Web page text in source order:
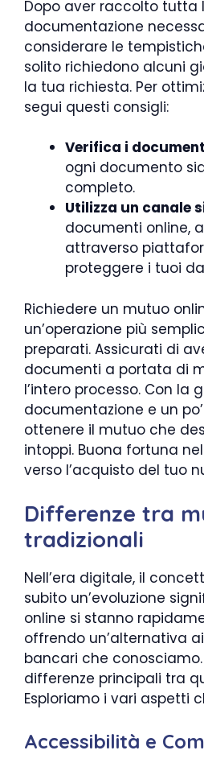
Dopo aver raccolto tutta
documentazione
considerare le
solito richiedono alcuni
la tua richiesta. Per
segui questi consigli:
Verifica i
ogni documento
completo.
Utilizza un canale
documenti online,
attraverso
proteggere i tuoi
Richiedere un mutuo
un’operazione più
preparati. Assicurati di
documenti a portata di
l’intero processo. Con la
documentazione e un
ottenere il mutuo che
intoppi. Buona fortuna
verso l’acquisto del tuo
Differenze tra
tradizionali
Nell’era digitale, il
subito un’evoluzione
online si stanno
offrendo un’alternativa
bancari che
differenze principali tra
Esploriamo i vari aspetti
Accessibilità e